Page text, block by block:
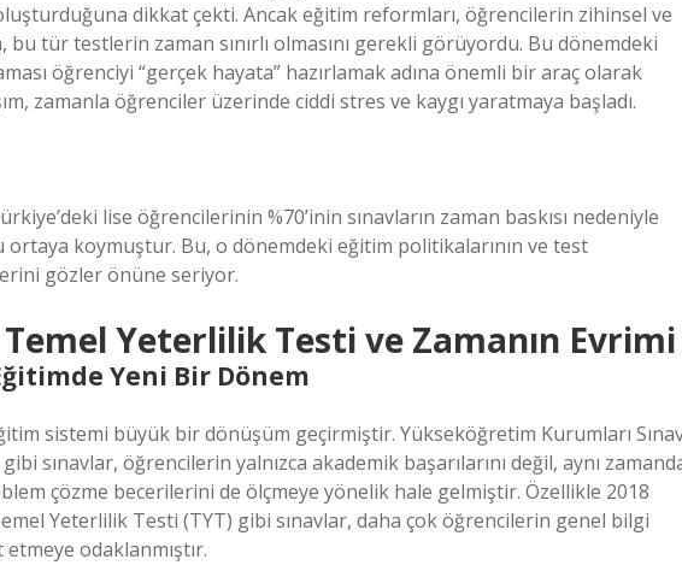
dikkat çekti. Ancak eğitim reformları, öğrencilerin zihinsel ve
bu tür testlerin zaman sınırlı olmasını gerekli görüyordu. Bu dönemdeki
öğrenciyi “gerçek hayata” hazırlamak adına önemli bir araç olarak
zamanla öğrenciler üzerinde ciddi stres ve kaygı yaratmaya başladı.
lise öğrencilerinin %70’inin sınavların zaman baskısı nedeniyle
koymuştur. Bu, o dönemdeki eğitim politikalarının ve test
gözler önüne seriyor.
Temel Yeterlilik Testi ve Zamanın Evrimi
Yeni Bir Dönem
sistemi büyük bir dönüşüm geçirmiştir. Yükseköğretim Kurumları
sınavlar, öğrencilerin yalnızca akademik başarılarını değil, aynı
çözme becerilerini de ölçmeye yönelik hale gelmiştir. Özellikle 2018
Yeterlilik Testi (TYT) gibi sınavlar, daha çok öğrencilerin genel bilgi
odaklanmıştır.